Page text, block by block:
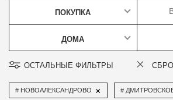
ПОКУПКА
ДОМА
ОСТАЛЬНЫЕ ФИЛЬТРЫ
НОВОАЛЕКСАНДРОВО ×